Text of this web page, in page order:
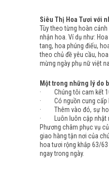
Siêu Thị Hoa Tươi với
Tùy theo từng hoàn
nhận hoa. Ví dụ như:
tang, hoa phúng điếu,
theo chủ đề yêu cầu,
mừng ngày phụ nữ việt
Một trong những lý do
· Chúng tôi cam kết
· Có nguồn cung cấp
· Thêm vào đó, sự hoạt
· Luôn luôn cập nhật
Phương châm phục vụ
giao hàng tận nơi của
hoa tươi rộng khắp 63/
ngay trong ngày.